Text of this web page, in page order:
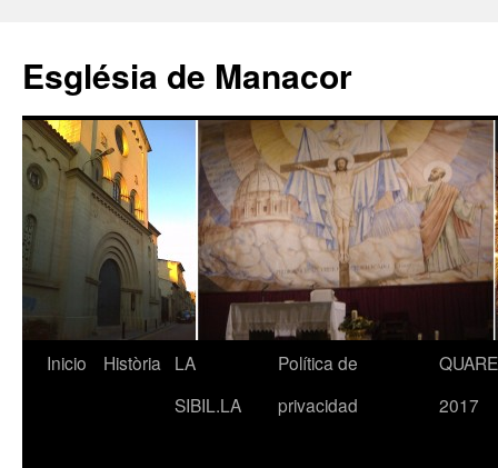
contenido
Església de Manacor
Inicio Història
LA
SIBIL.LA
Política de
privacidad
2017